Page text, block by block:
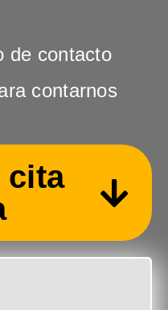
de contacto
contarnos
cita